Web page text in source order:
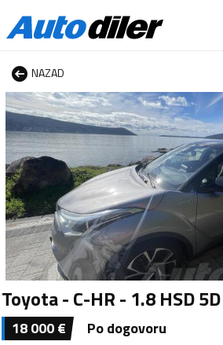
NAZAD
Toyota - C-HR - 1.8 HSD
18 000€ Po dogovoru